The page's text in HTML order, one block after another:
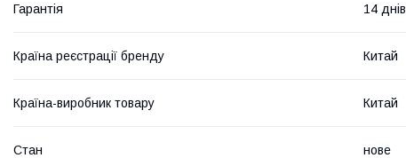
Гарантія 14 днів
Країна реєстрації бренду Китай
Країна-виробник товару Китай
Стан нове